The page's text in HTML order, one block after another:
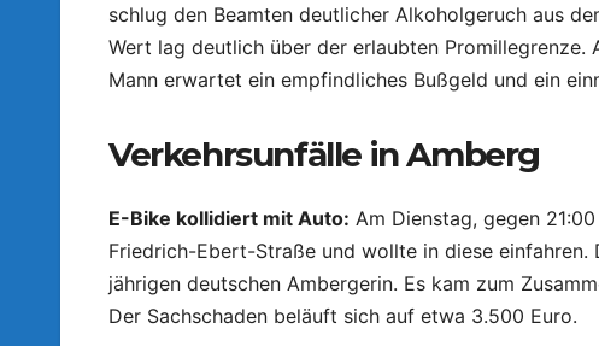
schlug den Beamten deutlicher Alkoholgeruch aus
Wert lag deutlich über der erlaubten
Mann erwartet ein empfindliches Bußgeld und ein
Verkehrsunfälle in Amberg
E-Bike kollidiert mit Auto: Am Dienstag, gegen
Friedrich-Ebert-Straße und wollte in diese
jährigen deutschen Ambergerin. Es kam zum
Der Sachschaden beläuft sich auf etwa 3.500 Euro.